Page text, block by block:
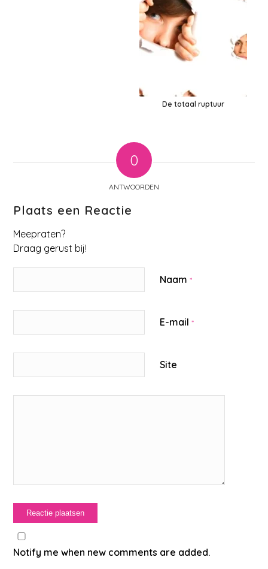
De totaal ruptuur
0
ANTWOORDEN
Plaats een Reactie
Meepraten?
Draag gerust bij!
Naam*
E-mail*
Site
Notify me when new comments are added.